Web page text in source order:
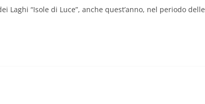
Laghi “Isole di Luce”, anche quest’anno, nel periodo delle